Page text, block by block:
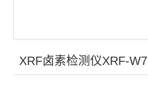
XRF卤素检测仪XRF-W7